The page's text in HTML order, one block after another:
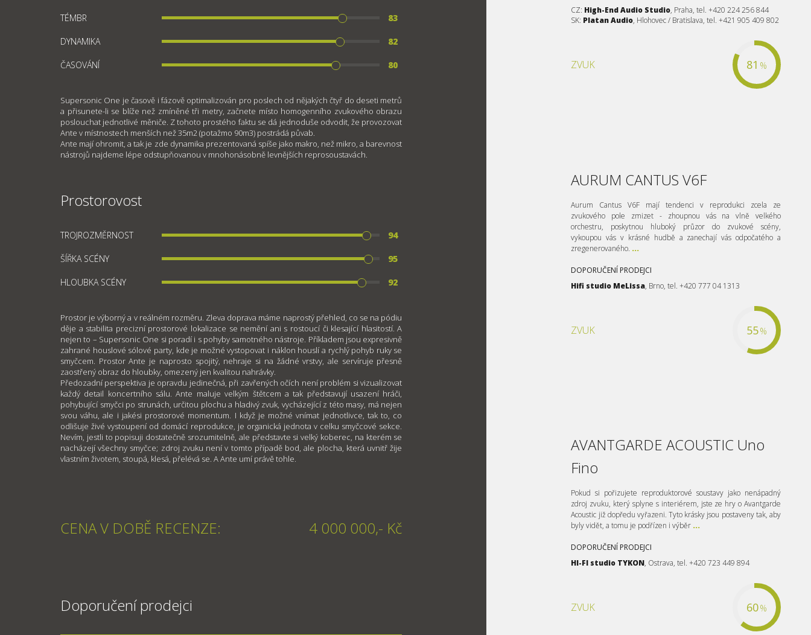
TÉMBR 83
DYNAMIKA 82
ČASOVÁNÍ 80
Supersonic One je časově i fázově optimalizován pro poslech od nějakých čtyř do deseti metrů
a přisunete-li se blíže než zmíněné tři metry, začnete místo homogenního zvukového obrazu
poslouchat jednotlivé měniče. Z tohoto prostého faktu se dá jednoduše odvodit, že provozovat
Ante v místnostech menších než 35m2 (potažmo 90m3) postrádá půvab.
Ante mají ohromit, a tak je zde dynamika prezentovaná spíše jako makro, než mikro, a barevnost
nástrojů najdeme lépe odstupňovanou v mnohonásobně levnějších reprosoustavách.
Prostorovost
TROJROZMĚRNOST 94
ŠÍŘKA SCÉNY 95
HLOUBKA SCÉNY 92
Prostor je výborný a v reálném rozměru. Zleva doprava máme naprostý přehled, co se na pódiu
děje a stabilita precizní prostorové lokalizace se nemění ani s rostoucí či klesající hlasitostí. A
nejen to – Supersonic One si poradí i s pohyby samotného nástroje. Příkladem jsou expresivně
zahrané houslové sólové party, kde je možné vystopovat i náklon houslí a rychlý pohyb ruky se
smyčcem. Prostor Ante je naprosto spojitý, nehraje si na žádné vrstvy, ale servíruje přesně
zaostřený obraz do hloubky, omezený jen kvalitou nahrávky.
Předozadní perspektiva je opravdu jedinečná, při zavřených očích není problém si vizualizovat
každý detail koncertního sálu. Ante maluje velkým štětcem a tak představují usazení hráči,
pohybující smyčci po strunách, určitou plochu a hladivý zvuk, vycházející z této masy, má nejen
svou váhu, ale i jakési prostorové momentum. I když je možné vnímat jednotlivce, tak to, co
odlišuje živé vystoupení od domácí reprodukce, je organická jednota v celku smyčcové sekce.
Nevím, jestli to popisuji dostatečně srozumitelně, ale představte si velký koberec, na kterém se
nacházejí všechny smyčce; zdroj zvuku není v tomto případě bod, ale plocha, která uvnitř žije
vlastním životem, stoupá, klesá, přelévá se. A Ante umí právě tohle.
CENA V DOBĚ RECENZE: 4 000 000,- Kč
Doporučení prodejci
CZ: High-End Audio Studio, Praha, tel. +420 224 256 844
SK: Platan Audio, Hlohovec / Bratislava, tel. +421 905 409 802
ZVUK 81 %
AURUM CANTUS V6F
Aurum Cantus V6F mají tendenci v reprodukci zcela ze
zvukového pole zmizet - zhoupnou vás na vlně velkého
orchestru, poskytnou hluboký průzor do zvukové scény,
vykoupou vás v krásné hudbě a zanechají vás odpočatého a
zregenerovaného. ...
DOPORUČENÍ PRODEJCI
Hifi studio MeLissa, Brno, tel. +420 777 04 1313
ZVUK 55%
AVANTGARDE ACOUSTIC Uno
Fino
Pokud si pořizujete reproduktorové soustavy jako nenápadný
zdroj zvuku, který splyne s interiérem, jste ze hry o Avantgarde
Acoustic již dopředu vyřazeni. Tyto krásky jsou postaveny tak, aby
byly vidět, a tomu je podřízen i výběr ...
DOPORUČENÍ PRODEJCI
HI-FI studio TYKON, Ostrava, tel. +420 723 449 894
ZVUK 60%